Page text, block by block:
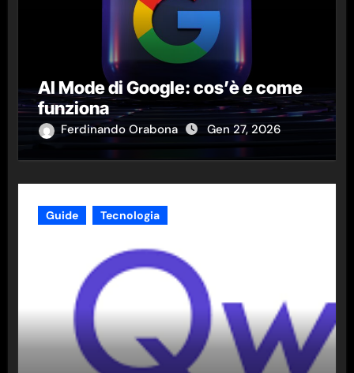
AI Mode di Google: cos’è e come
funziona
Ferdinando Orabona Gen 27, 2026
Guide Tecnologia